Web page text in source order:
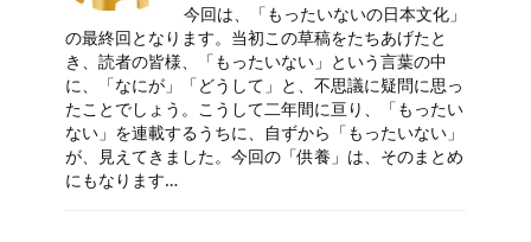
今回は、「もったいないの日本文化」
の最終回となります。当初この草稿をたちあげたと
き、読者の皆様、「もったいない」という言葉の中
に、「なにが」「どうして」と、不思議に疑問に思っ
たことでしょう。こうして二年間に亘り、「もったい
ない」を連載するうちに、自ずから「もったいない」
が、見えてきました。今回の「供養」は、そのまとめ
にもなります…